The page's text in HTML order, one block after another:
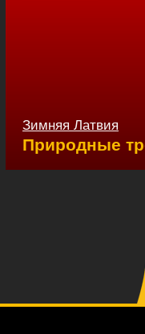
Зимняя Латвия
Природные